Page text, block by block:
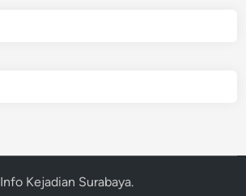
Info Kejadian Surabaya.